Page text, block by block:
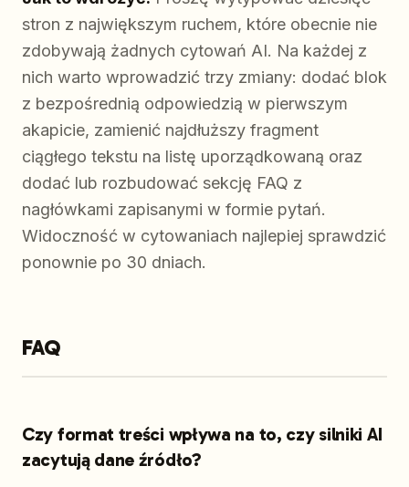
stron z największym ruchem, które obecnie nie
zdobywają żadnych cytowań AI. Na każdej z
nich warto wprowadzić trzy zmiany: dodać blok
z bezpośrednią odpowiedzią w pierwszym
akapicie, zamienić najdłuższy fragment
ciągłego tekstu na listę uporządkowaną oraz
dodać lub rozbudować sekcję FAQ z
nagłówkami zapisanymi w formie pytań.
Widoczność w cytowaniach najlepiej sprawdzić
ponownie po 30 dniach.
FAQ
Czy format treści wpływa na to, czy silniki AI
zacytują dane źródło?